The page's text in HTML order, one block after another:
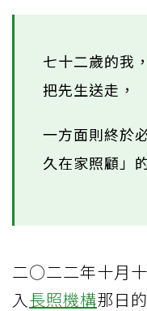
七十二歲的我
把先生送走，
一方面則終於
久在家照顧」
二○二二年十月
入 長照機構那日